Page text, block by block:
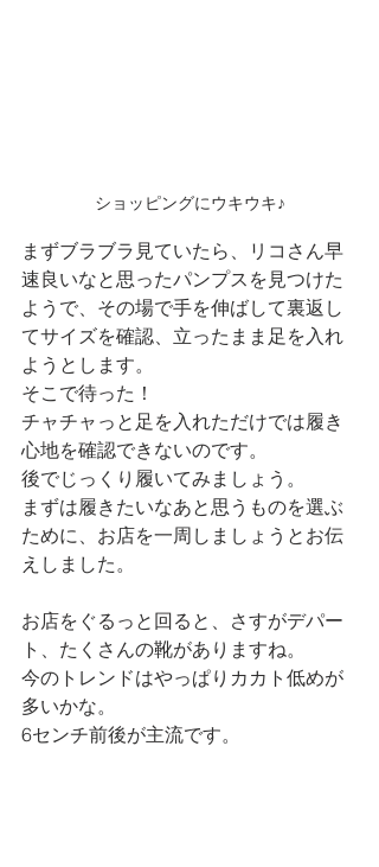
ショッピングにウキウキ♪
まずブラブラ見ていたら、リコさん早
速良いなと思ったパンプスを見つけた
ようで、その場で手を伸ばして裏返し
てサイズを確認、立ったまま足を入れ
ようとします。
そこで待った！
チャチャっと足を入れただけでは履き
心地を確認できないのです。
後でじっくり履いてみましょう。
まずは履きたいなあと思うものを選ぶ
ために、お店を一周しましょうとお伝
えしました。
お店をぐるっと回ると、さすがデパー
ト、たくさんの靴がありますね。
今のトレンドはやっぱりカカト低めが
多いかな。
6センチ前後が主流です。